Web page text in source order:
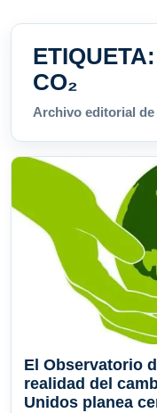
ETIQUETA:
CO₂
Archivo editorial
El Observatorio
realidad del
Unidos planea